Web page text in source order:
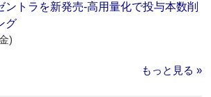
ントラを新発売‐高用量化で投与本数削
グ
)
もっと見る »